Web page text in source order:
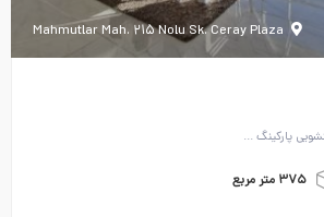
Mahmutlar Mah. ۲۱۵ Nolu Sk. Ceray Plaza
۳۷۵ متر مربع